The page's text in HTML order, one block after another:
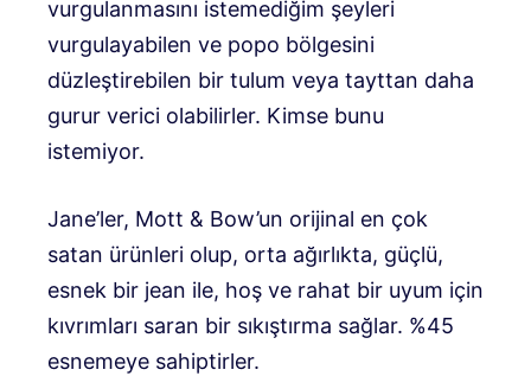
vurgulanmasını istemediğim şeyleri
vurgulayabilen ve popo bölgesini
düzleştirebilen bir tulum veya tayttan daha
gurur verici olabilirler. Kimse bunu
istemiyor.
Jane’ler, Mott & Bow’un orijinal en çok
satan ürünleri olup, orta ağırlıkta, güçlü,
esnek bir jean ile, hoş ve rahat bir uyum için
kıvrımları saran bir sıkıştırma sağlar. %45
esnemeye sahiptirler.